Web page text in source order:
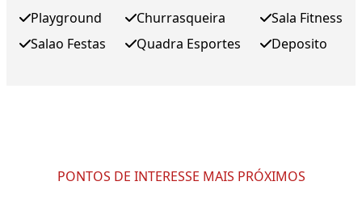
Playground
Salao Festas
Churrasqueira
Quadra Esportes
Sala Fitness
Deposito
PONTOS DE INTERESSE MAIS PRÓXIMOS